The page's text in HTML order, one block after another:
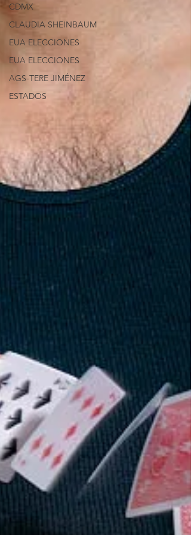
CDMX
CLAUDIA SHEINBAUM
EUA ELECCIONES
EUA ELECCIONES
AGS-TERE JIMÉNEZ
ESTADOS